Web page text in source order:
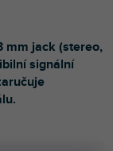
mm jack (stereo,
signální